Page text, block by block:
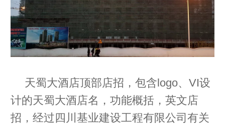
天蜀大酒店顶部店招，包含logo、VI设
计的天蜀大酒店名，功能概括，英文店
招，经过四川基业建设工程有限公司有关